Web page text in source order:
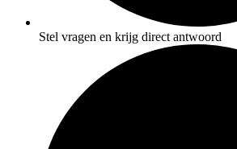
Stel vragen en krijg direct antwoord